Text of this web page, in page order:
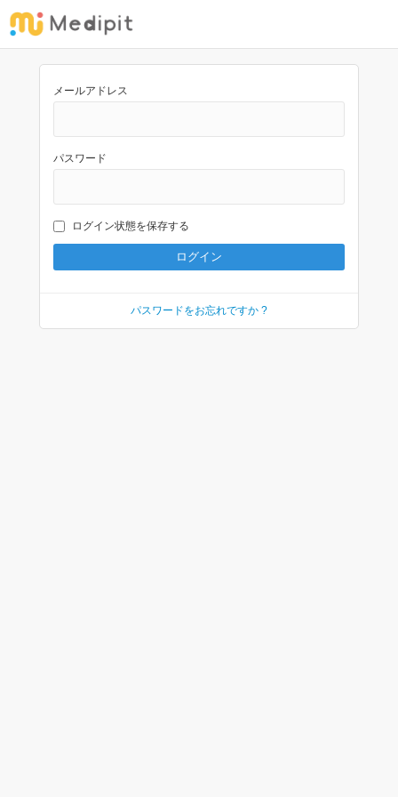
メールアドレス
パスワード
ログイン状態を保存する
パスワードをお忘れですか ?